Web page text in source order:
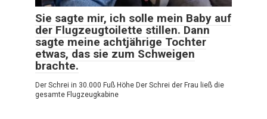
Sie sagte mir, ich solle mein Baby auf
der Flugzeugtoilette stillen. Dann
sagte meine achtjährige Tochter
etwas, das sie zum Schweigen
brachte.
Der Schrei in 30.000 Fuß Höhe Der Schrei der Frau ließ die
gesamte Flugzeugkabine